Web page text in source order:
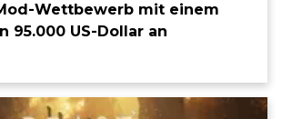
Wettbewerb mit einem
95.000 US-Dollar an